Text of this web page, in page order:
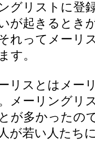
グリストに登
が起きるとき
れってメーリ
す。
リスとはメー
メーリングリ
が多かったの
が若い人たち